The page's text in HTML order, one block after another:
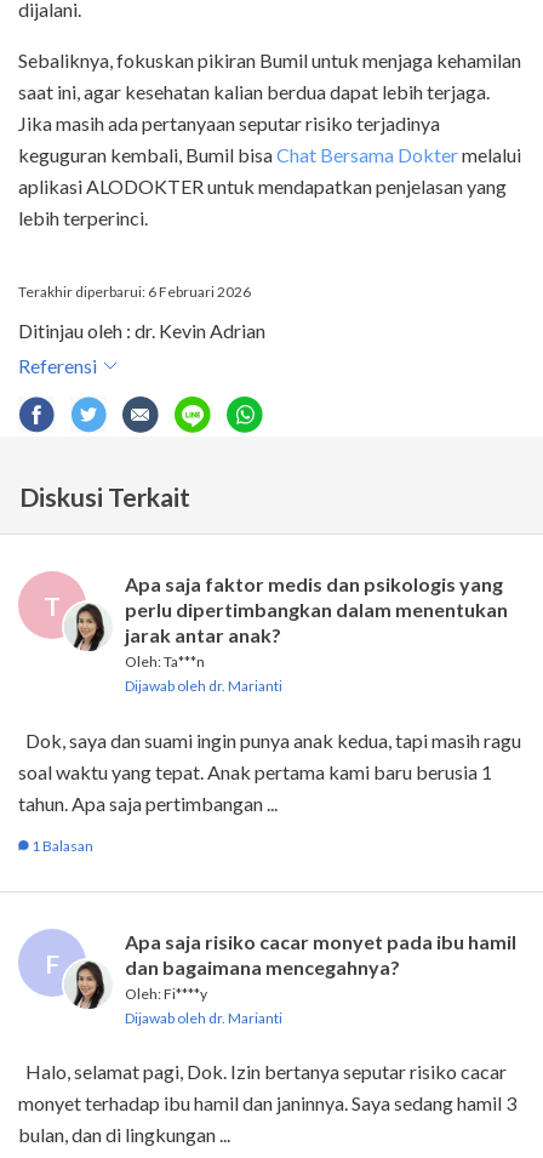
dijalani.
Sebaliknya, fokuskan pikiran Bumil untuk menjaga kehamilan
saat ini, agar kesehatan kalian berdua dapat lebih terjaga.
Jika masih ada pertanyaan seputar risiko terjadinya
keguguran kembali, Bumil bisaChat Bersama Doktermelalui
aplikasi ALODOKTER untuk mendapatkan penjelasan yang
lebih terperinci.
Terakhir diperbarui: 6 Februari 2026